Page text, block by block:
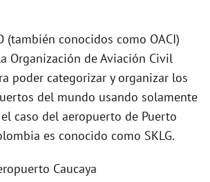
i
d
(también conocidos como OACI)
Organización de Aviación Civil
poder categorizar y organizar los
del mundo usando solamente
caso del aeropuerto de Puerto
es conocido como SKLG.
Caucaya